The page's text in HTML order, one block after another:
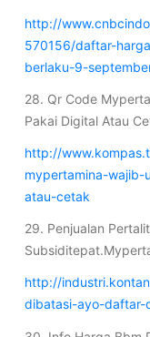
http://
570156/daftar-
berlaku-9-
28. Qr Code
Pakai Digital Atau
http://
mypertamina-
atau-cetak
29. Penjualan
http://
dibatasi-ayo-daftar-